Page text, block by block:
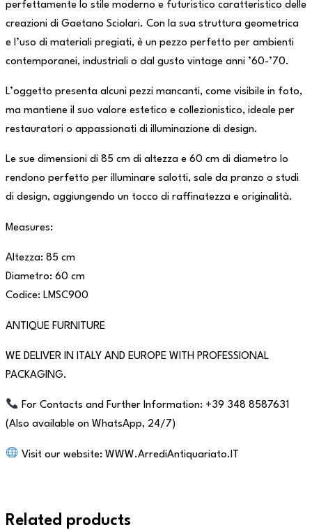
perfettamente lo stile moderno e futuristico caratteristico delle
creazioni di Gaetano Sciolari. Con la sua struttura geometrica
e l’uso di materiali pregiati, è un pezzo perfetto per ambienti
contemporanei, industriali o dal gusto vintage anni ’60-’70.
L’oggetto presenta alcuni pezzi mancanti, come visibile in foto,
ma mantiene il suo valore estetico e collezionistico, ideale per
restauratori o appassionati di illuminazione di design.
Le sue dimensioni di 85 cm di altezza e 60 cm di diametro lo
rendono perfetto per illuminare salotti, sale da pranzo o studi
di design, aggiungendo un tocco di raffinatezza e originalità.
Measures:
Altezza: 85 cm
Diametro: 60 cm
Codice: LMSC900
ANTIQUE FURNITURE
WE DELIVER IN ITALY AND EUROPE WITH PROFESSIONAL
PACKAGING.
For Contacts and Further Information: +39 348 8587631
(Also available on WhatsApp, 24/7)
Visit our website: WWW.ArrediAntiquariato.IT
Related products